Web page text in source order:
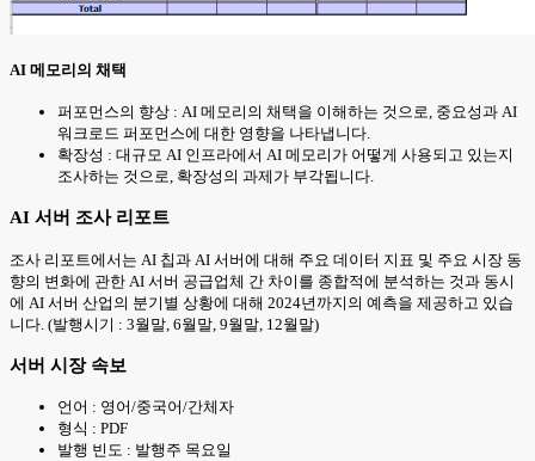
AI 메모리의 채택
퍼포먼스의 향상 : AI 메모리의 채택을 이해하는 것으로, 중요성과 AI
워크로드 퍼포먼스에 대한 영향을 나타냅니다.
확장성 : 대규모 AI 인프라에서 AI 메모리가 어떻게 사용되고 있는지
조사하는 것으로, 확장성의 과제가 부각됩니다.
AI 서버 조사 리포트
조사 리포트에서는 AI 칩과 AI 서버에 대해 주요 데이터 지표 및 주요 시장 동
향의 변화에 관한 AI 서버 공급업체 간 차이를 종합적에 분석하는 것과 동시
에 AI 서버 산업의 분기별 상황에 대해 2024년까지의 예측을 제공하고 있습
니다. (발행시기 : 3월말, 6월말, 9월말, 12월말)
서버 시장 속보
언어 : 영어/중국어/간체자
형식 : PDF
발행 빈도 : 발행주 목요일